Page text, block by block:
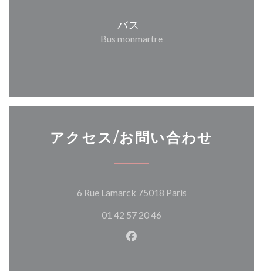
バス
Bus monmartre
アクセス/お問い合わせ
6 Rue Lamarck 75018 Paris((新しいウィンド
01 42 57 20 46
Facebook ((新しいウィン